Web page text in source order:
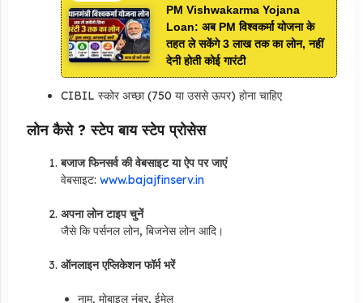
PM Vishwakarma Yojana
Loan: अब PM विश्वकर्मा योजना के
तहत ले सकेंगे 3 लाख तक का लोन, नहीं
देनी होती कोई गारंटी
CIBIL स्कोर अच्छा (750 या उससे ऊपर) होना चाहिए
लोन कैसे ? स्टेप बाय स्टेप प्रोसेस
बजाज फिनसर्व की वेबसाइट या ऐप पर जाएं
वेबसाइट: www.bajajfinserv.in
अपना लोन टाइप चुनें
जैसे कि पर्सनल लोन, बिजनेस लोन आदि।
ऑनलाइन एप्लिकेशन फॉर्म भरें
नाम, मोबाइल नंबर, ईमेल